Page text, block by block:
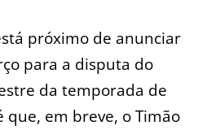
próximo de anunciar
para a disputa do
da temporada de
que, em breve, o Timão